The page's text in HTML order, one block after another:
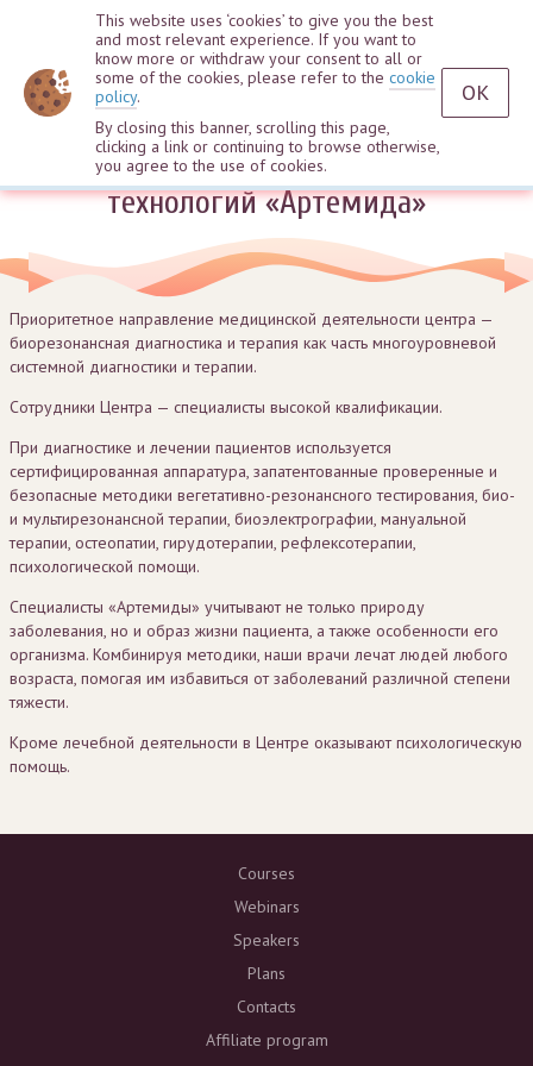
Медицинский центр инновационных
технологий «Артемида»
Приоритетное направление медицинской деятельности центра —
биорезонансная диагностика и терапия как часть многоуровневой
системной диагностики и терапии.
Сотрудники Центра — специалисты высокой квалификации.
При диагностике и лечении пациентов используется
сертифицированная аппаратура, запатентованные проверенные и
безопасные методики вегетативно-резонансного тестирования, био-
и мультирезонансной терапии, биоэлектрографии, мануальной
терапии, остеопатии, гирудотерапии, рефлексотерапии,
психологической помощи.
Специалисты «Артемиды» учитывают не только природу
заболевания, но и образ жизни пациента, а также особенности его
организма. Комбинируя методики, наши врачи лечат людей любого
возраста, помогая им избавиться от заболеваний различной степени
тяжести.
Кроме лечебной деятельности в Центре оказывают психологическую
помощь.
Courses
Webinars
Speakers
Plans
Contacts
Affiliate program
This website uses ‘cookies’ to give you the best
and most relevant experience. If you want to
know more or withdraw your consent to all or
some of the cookies, please refer to the cookie
policy.
By closing this banner, scrolling this page,
clicking a link or continuing to browse otherwise,
you agree to the use of cookies.
OK